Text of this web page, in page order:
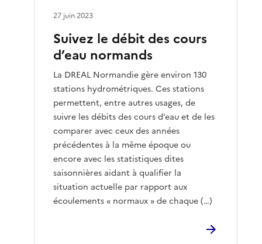
Suivez le débit des cours
d’eau normands
La DREAL Normandie gère environ 130
stations hydrométriques. Ces stations
permettent, entre autres usages, de
suivre les débits des cours d’eau et de les
comparer avec ceux des années
précédentes à la même époque ou
encore avec les statistiques dites
saisonnières aidant à qualifier la
situation actuelle par rapport aux
écoulements « normaux » de chaque (…)
27 juin 2023